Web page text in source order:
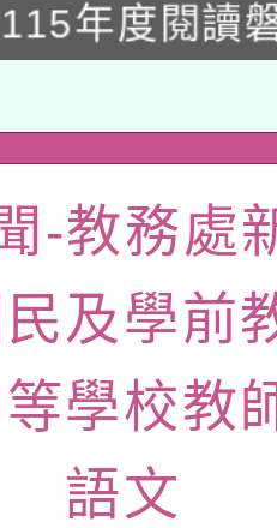
專業研習
人工智慧
講師名單
員會函釋公
應申請許可
水利署委託
究院辦理「
位及節水達
祈福系列
航」
園地景藝術
年度第2次
-教務處
及學前
學校教
語文